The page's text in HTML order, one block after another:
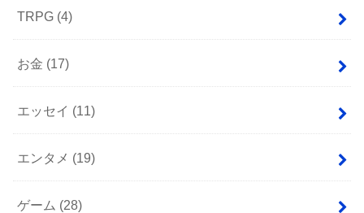
TRPG (4)
お金 (17)
エッセイ (11)
エンタメ (19)
ゲーム (28)